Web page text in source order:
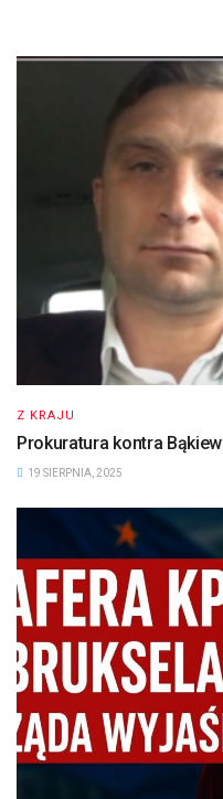
Z KRAJU
Prokuratura kontra
19 SIERPNIA, 2025